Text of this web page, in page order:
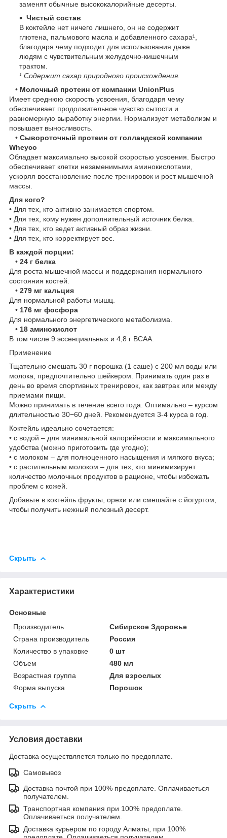
заменят обычные высококалорийные десерты.
Чистый состав
В коктейле нет ничего лишнего, он не содержит
глютена, пальмового масла и добавленного сахара¹,
благодаря чему подходит для использования даже
людям с чувствительным желудочно-кишечным
трактом.
¹ Содержит сахар природного происхождения.
• Молочный протеин от компании UnionPlus
Имеет среднюю скорость усвоения, благодаря чему
обеспечивает продолжительное чувство сытости и
равномерную выработку энергии. Нормализует метаболизм и
повышает выносливость.
• Сывороточный протеин от голландской компании
Wheyco
Обладает максимально высокой скоростью усвоения. Быстро
обеспечивает клетки незаменимыми аминокислотами,
ускоряя восстановление после тренировок и рост мышечной
массы.
Для кого?
• Для тех, кто активно занимается спортом.
• Для тех, кому нужен дополнительный источник белка.
• Для тех, кто ведет активный образ жизни.
• Для тех, кто корректирует вес.
В каждой порции:
• 24 г белка
Для роста мышечной массы и поддержания нормального
состояния костей.
• 279 мг кальция
Для нормальной работы мышц.
• 176 мг фосфора
Для нормального энергетического метаболизма.
• 18 аминокислот
В том числе 9 эссенциальных и 4,8 г BCAA.
Применение
Тщательно смешать 30 г порошка (1 саше) с 200 мл воды или
молока, предпочтительно шейкером. Принимать один раз в
день во время спортивных тренировок, как завтрак или между
приемами пищи.
Можно принимать в течение всего года. Оптимально – курсом
длительностью 30−60 дней. Рекомендуется 3-4 курса в год.
Коктейль идеально сочетается:
• с водой – для минимальной калорийности и максимального
удобства (можно приготовить где угодно);
• с молоком – для полноценного насыщения и мягкого вкуса;
• с растительным молоком – для тех, кто минимизирует
количество молочных продуктов в рационе, чтобы избежать
проблем с кожей.
Добавьте в коктейль фрукты, орехи или смешайте с йогуртом,
чтобы получить нежный полезный десерт.
Скрыть
Характеристики
Основные
Производитель
Сибирское Здоровье
Страна производитель
Россия
Количество в упаковке
0 шт
Объем
480 мл
Возрастная группа
Для взрослых
Форма выпуска
Порошок
Скрыть
Условия доставки
Доставка осуществляется только по предоплате.
Самовывоз
Доставка почтой при 100% предоплате. Оплачиваеться
получателем.
Транспортная компания при 100% предоплате.
Оплачиваеться получателем.
Доставка курьером по городу Алматы, при 100%